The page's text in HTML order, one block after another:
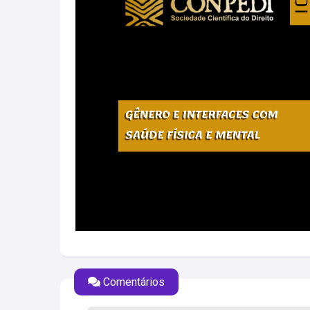
Comentários